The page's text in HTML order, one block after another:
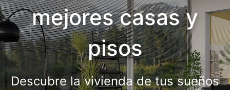
mejores casas y
pisos
Descubre la vivienda de tus sueños